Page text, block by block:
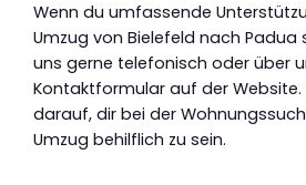
Wenn du umfassende
Umzug von Bielefeld nach Padua
uns gerne telefonisch oder über
Kontaktformular auf der Website.
darauf, dir bei der
Umzug behilflich zu sein.